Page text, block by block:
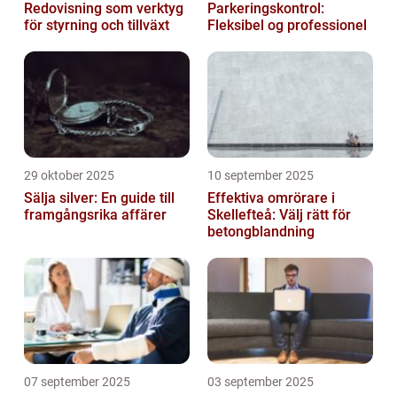
Redovisning som verktyg
för styrning och tillväxt
Parkeringskontrol:
Fleksibel og professionel
29 oktober 2025
Sälja silver: En guide till
framgångsrika affärer
10 september 2025
Effektiva omrörare i
Skellefteå: Välj rätt för
betongblandning
07 september 2025 03 september 2025